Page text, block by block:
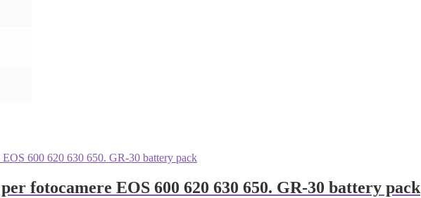
fotocamere EOS 600 620 630 650. GR-30 battery pack